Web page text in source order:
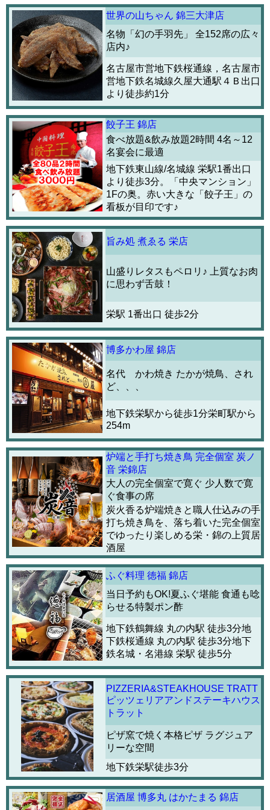
世界の山ちゃん 錦三大津店
名物「幻の手羽先」 全152席の広々
店内♪
名古屋市営地下鉄桜通線，名古屋市
営地下鉄名城線久屋大通駅４Ｂ出口
より徒歩約1分
餃子王 錦店
食べ放題&飲み放題2時間 4名～12
名宴会に最適
地下鉄東山線/名城線 栄駅1番出口
より徒歩3分。「中央マンション」
1Fの奥。赤い大きな「餃子王」の
看板が目印です♪
旨み処 煮ゑる 栄店
山盛りレタスもペロリ♪ 上質なお肉
に思わず舌鼓！
栄駅 1番出口 徒歩2分
博多かわ屋 錦店
名代 かわ焼き たかが焼鳥、され
ど、、、
地下鉄栄駅から徒歩1分栄町駅から
254m
炉端と手打ち焼き鳥 完全個室 炭ノ
音 栄錦店
大人の完全個室で寛ぐ 少人数で寛
ぐ食事の席
炭火香る炉端焼きと職人仕込みの手
打ち焼き鳥を、落ち着いた完全個室
でゆったり楽しめる栄・錦の上質居
酒屋
ふぐ料理 徳福 錦店
当日予約もOK!夏ふぐ堪能 食通も唸
らせる特製ポン酢
地下鉄鶴舞線 丸の内駅 徒歩3分地
下鉄桜通線 丸の内駅 徒歩3分地下
鉄名城・名港線 栄駅 徒歩5分
PIZZERIA&STEAKHOUSE TRATT
ピッツェリアアンドステーキハウス
トラット
ピザ窯で焼く本格ピザ ラグジュア
リーな空間
地下鉄栄駅徒歩3分
居酒屋 博多丸 はかたまる 錦店